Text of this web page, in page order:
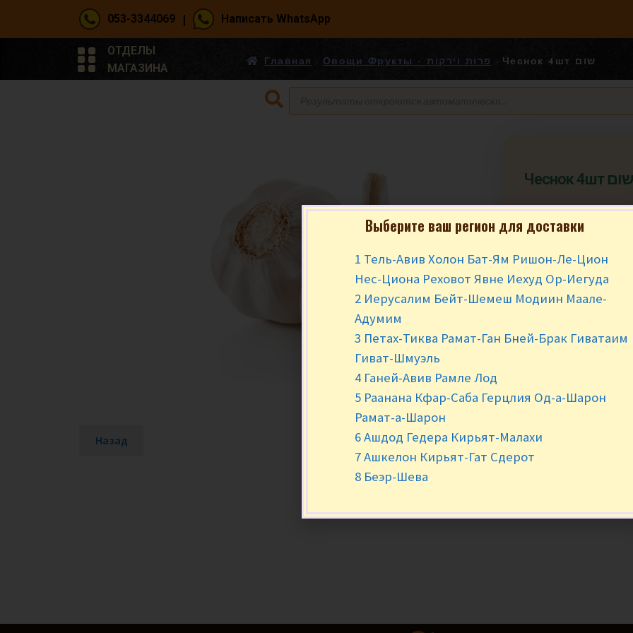
053-3344069 | Написать WhatsApp
ОТДЕЛЫ
МАГАЗИНА
Главная Овощи Фрукты - פרות וירקות Чеснок 4шт שום
Чеснок 4шт שום
₪9.90 за 4
упаковка 4 шт.
В наличии
- +
Назад
Выберите ваш регион для доставки
1 Тель-Авив Холон Бат-Ям Ришон-Ле-Цион
Нес-Циона Реховот Явне Иехуд Ор-Иегуда
2 Иерусалим Бейт-Шемеш Модиин Маале-
Адумим
3 Петах-Тиква Рамат-Ган Бней-Брак Гиватаим
Гиват-Шмуэль
4 Ганей-Авив Рамле Лод
5 Раанана Кфар-Саба Герцлия Од-а-Шарон
Рамат-а-Шарон
6 Ашдод Гедера Кирьят-Малахи
7 Ашкелон Кирьят-Гат Сдерот
8 Беэр-Шева